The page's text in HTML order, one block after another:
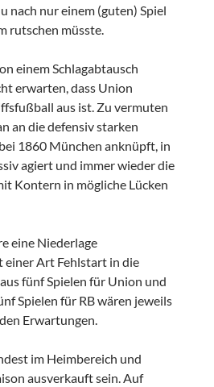
nach nur einem (guten) Spiel
rutschen müsste.
einem Schlagabtausch
erwarten, dass Union
aus ist. Zu vermuten
an die defensiv starken
1860 München anknüpft, in
agiert und immer wieder die
Kontern in mögliche Lücken
eine Niederlage
einer Art Fehlstart in die
fünf Spielen für Union und
Spielen für RB wären jeweils
Erwartungen.
im Heimbereich und
ausverkauft sein. Auf